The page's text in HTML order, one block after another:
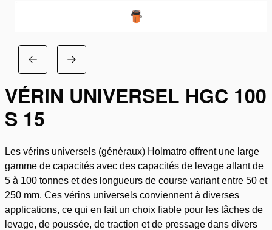
VÉRIN UNIVERSEL HGC 100
S 15
Les vérins universels (généraux) Holmatro offrent une large
gamme de capacités avec des capacités de levage allant de
5 à 100 tonnes et des longueurs de course variant entre 50 et
250 mm. Ces vérins universels conviennent à diverses
applications, ce qui en fait un choix fiable pour les tâches de
levage, de poussée, de traction et de pressage dans divers